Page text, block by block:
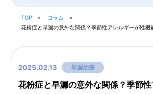
TOP
コラム
花粉症と早漏の意外な関係？季節性アレルギーが性機
2025.02.13 早漏治療
花粉症と早漏の意外な関係？季節